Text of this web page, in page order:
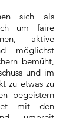
sich als
um faire
aktive
möglichst
bemüht,
und im
zu etwas zu
begeistern
mit den